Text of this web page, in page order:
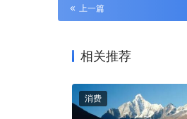
上一篇
相关推荐
消费